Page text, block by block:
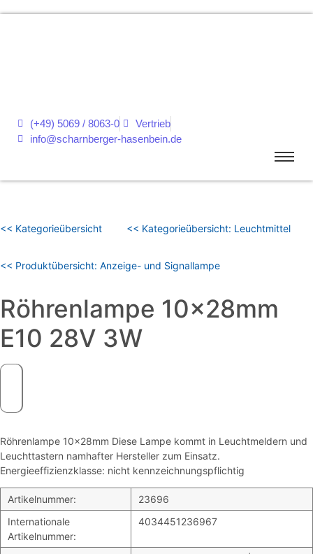
(+49) 5069 / 8063-0
Vertrieb
info@scharnberger-hasenbein.de
<< Kategorieübersicht << Kategorieübersicht: Leuchtmittel
<< Produktübersicht: Anzeige- und Signallampe
Röhrenlampe 10x28mm
E10 28V 3W
Röhrenlampe 10x28mm Diese Lampe kommt in Leuchtmeldern und
Leuchttastern namhafter Hersteller zum Einsatz.
Energieeffizienzklasse: nicht kennzeichnungspflichtig
Artikelnummer:
23696
Internationale
Artikelnummer:
4034451236967